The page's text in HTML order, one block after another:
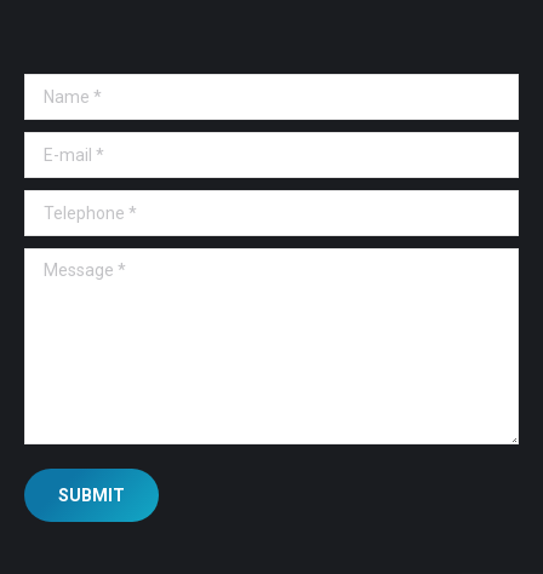
Name *
E-mail *
Telephone *
Message *
SUBMIT